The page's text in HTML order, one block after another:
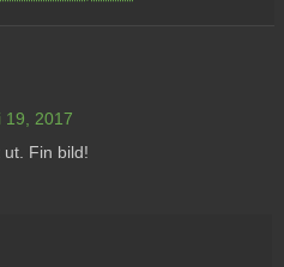
19, 2017
Fin bild!